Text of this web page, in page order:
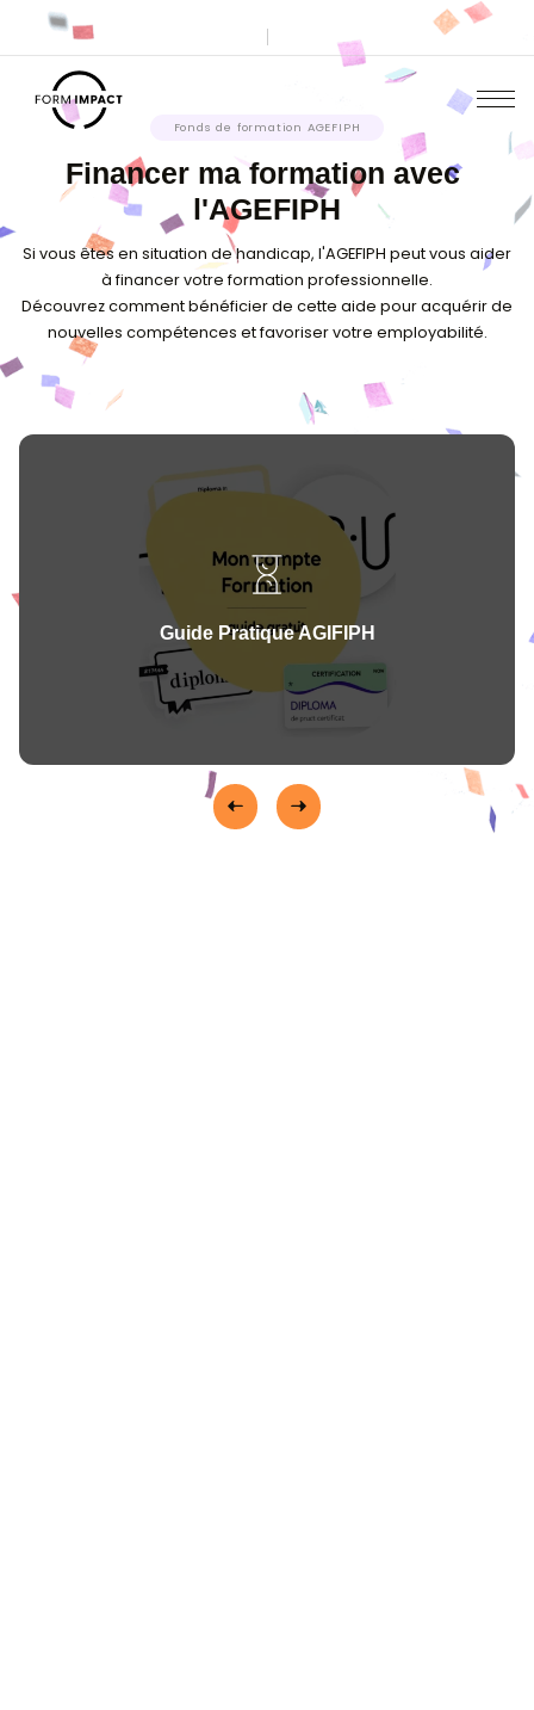
Fonds de formation AGEFIPH
Financer ma formation
l'AGEFIPH
Si vous êtes en situation de handicap, l'AGEFIPH
à financer votre formation
Découvrez comment bénéficier de cette aide pour
nouvelles compétences et favoriser votre
Guide Pratique AGIFIPH